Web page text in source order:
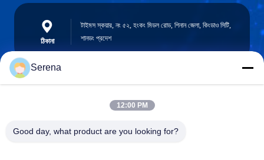
ঠিকানা
টাইমস স্কয়ার, নং ৫২, হংকং মিডল রোড, শিনান জেলা, কিংডাও সিটি,
শানডং প্রদেশ
robert@ailitecover.com
Serena
12:00 PM
Good day, what product are you looking for?